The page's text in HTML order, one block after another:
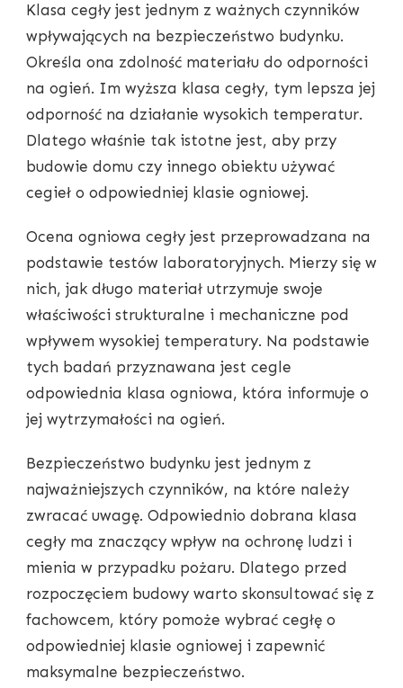
Klasa cegły jest jednym z ważnych czynników
wpływających na bezpieczeństwo budynku.
Określa ona zdolność materiału do odporności
na ogień. Im wyższa klasa cegły, tym lepsza jej
odporność na działanie wysokich temperatur.
Dlatego właśnie tak istotne jest, aby przy
budowie domu czy innego obiektu używać
cegieł o odpowiedniej klasie ogniowej.
Ocena ogniowa cegły jest przeprowadzana na
podstawie testów laboratoryjnych. Mierzy się w
nich, jak długo materiał utrzymuje swoje
właściwości strukturalne i mechaniczne pod
wpływem wysokiej temperatury. Na podstawie
tych badań przyznawana jest cegle
odpowiednia klasa ogniowa, która informuje o
jej wytrzymałości na ogień.
Bezpieczeństwo budynku jest jednym z
najważniejszych czynników, na które należy
zwracać uwagę. Odpowiednio dobrana klasa
cegły ma znaczący wpływ na ochronę ludzi i
mienia w przypadku pożaru. Dlatego przed
rozpoczęciem budowy warto skonsultować się z
fachowcem, który pomoże wybrać cegłę o
odpowiedniej klasie ogniowej i zapewnić
maksymalne bezpieczeństwo.